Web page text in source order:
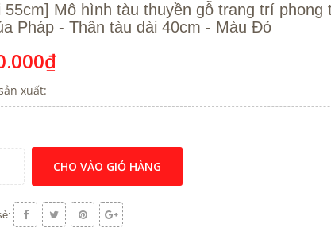
55cm] Mô hình tàu thuyền gỗ trang trí phong
Pháp - Thân tàu dài 40cm - Màu Đỏ
xuất:
CHO VÀO GIỎ HÀNG